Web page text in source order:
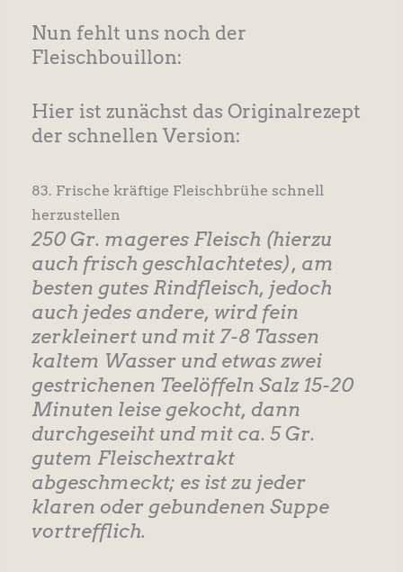
Nun fehlt uns noch der
Fleischbouillon:
Hier ist zunächst das Originalrezept
der schnellen Version:
83. Frische kräftige Fleischbrühe schnell
herzustellen
250 Gr. mageres Fleisch (hierzu
auch frisch geschlachtetes), am
besten gutes Rindfleisch, jedoch
auch jedes andere, wird fein
zerkleinert und mit 7-8 Tassen
kaltem Wasser und etwas zwei
gestrichenen Teelöffeln Salz 15-20
Minuten leise gekocht, dann
durchgeseiht und mit ca. 5 Gr.
gutem Fleischextrakt
abgeschmeckt; es ist zu jeder
klaren oder gebundenen Suppe
vortrefflich.